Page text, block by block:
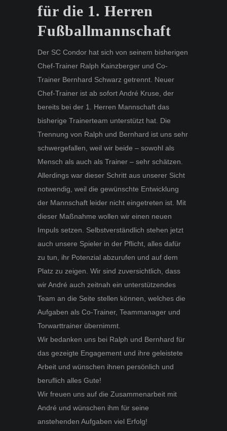
für die 1. Herren
Fußballmannschaft
Der SC Condor hat sich von seinem bisherigen
Chef-Trainer Ralph Kainzberger und Co-
Trainer Bernhard Schwarz getrennt. Neuer
Chef-Trainer ist ab sofort André Kruse, der
bereits bei der 1. Herren Mannschaft das
bisherige Trainerteam unterstützt hat. Die
Trennung von Ralph und Bernhard ist uns sehr
schwergefallen, weil wir beide – sowohl als
Mensch als auch als Trainer – sehr schätzen.
Allerdings war dieser Schritt aus unserer Sicht
notwendig, weil die gewünschte Entwicklung
der Mannschaft leider nicht eingetreten ist. Mit
dieser Maßnahme wollen wir einen neuen
Impuls setzen. Selbstverständlich stehen jetzt
auch unsere Spieler in der Pflicht, alles dafür
zu tun, ihr Potenzial abzurufen und auf dem
Platz zu zeigen. Wir sind zuversichtlich, dass
wir André auch zeitnah ein unterstützendes
Team an die Seite stellen können, welches die
Aufgaben als Co-Trainer, Teammanager und
Torwarttrainer übernimmt.
Wir bedanken uns bei Ralph und Bernhard für
das gezeigte Engagement und ihre geleistete
Arbeit und wünschen ihnen persönlich und
beruflich alles Gute!
Wir freuen uns auf die Zusammenarbeit mit
André und wünschen ihm für seine
anstehenden Aufgaben viel Erfolg!